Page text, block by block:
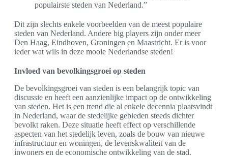
populairste steden van Nederland.”
Dit zijn slechts enkele voorbeelden van de meest populaire
steden van Nederland. Andere big players zijn onder meer
Den Haag, Eindhoven, Groningen en Maastricht. Er is voor
ieder wat wils in deze mooie Nederlandse steden!
Invloed van bevolkingsgroei op steden
De bevolkingsgroei van steden is een belangrijk topic van
discussie en heeft een aanzienlijke impact op de ontwikkeling
van steden. Het is een trend die al enkele decennia plaatsvindt
in Nederland, waar de stedelijke gebieden steeds dichter
bevolkt raken. Deze situatie heeft effect op verschillende
aspecten van het stedelijk leven, zoals de bouw van nieuwe
infrastructuur en woningen, de levenskwaliteit van de
inwoners en de economische ontwikkeling van de stad.